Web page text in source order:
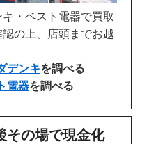
・ベスト電器で買取
の上、店頭までお越
デンキを調べる
電器を調べる
その場で現金化